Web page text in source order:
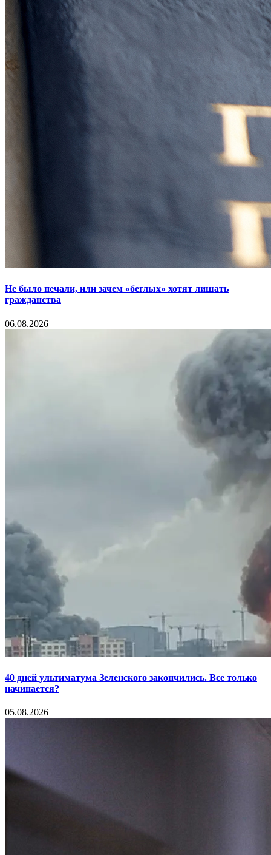
Не было печали, или зачем «беглых» хотят лишать
гражданства
06.08.2026
40 дней ультиматума Зеленского закончились. Все только
начинается?
05.08.2026